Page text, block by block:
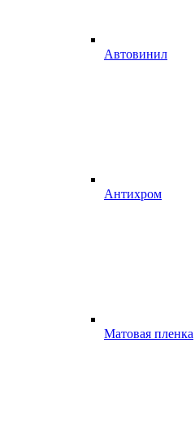
Автовинил
Антихром
Матовая пленка